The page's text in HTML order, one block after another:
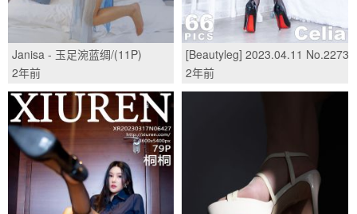
Janisa - 玉足涴蓝绸/(11P)
2年前
[Beautyleg] 2023.04.11 No.2273
Celia/(65P)
2年前